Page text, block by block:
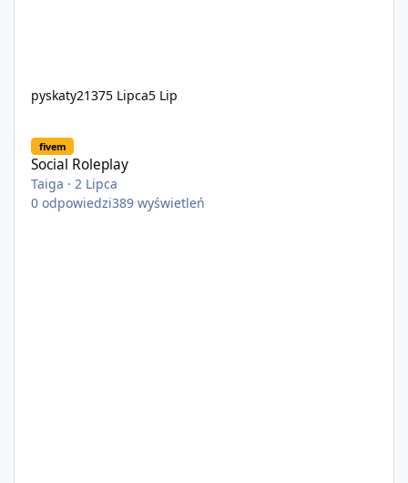
pyskaty21375 Lipca5 Lip
fivem
Social Roleplay
Taiga ·2 Lipca
0 odpowiedzi389 wyświetleń